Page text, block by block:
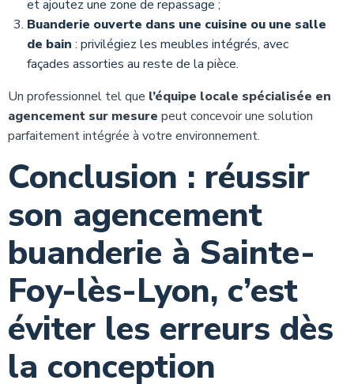
et ajoutez une zone de repassage ;
Buanderie ouverte dans une cuisine ou une salle
de bain : privilégiez les meubles intégrés, avec
façades assorties au reste de la pièce.
Un professionnel tel que l’équipe locale spécialisée en
agencement sur mesure peut concevoir une solution
parfaitement intégrée à votre environnement.
Conclusion : réussir
son agencement
buanderie à Sainte-
Foy-lès-Lyon, c’est
éviter les erreurs dès
la conception